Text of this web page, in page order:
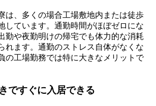
は、多くの場合工場敷地内または徒歩
しています。通勤時間がほぼゼロにな
勤や夜勤明けの帰宅でも体力的な消耗
れます。通勤のストレス自体がなくな
の工場勤務では特に大きなメリットで
ですぐに入居できる